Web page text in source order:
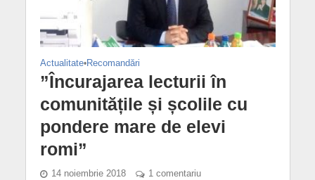
Actualitate•Recomandări
”Încurajarea lecturii în
comunitățile și școlile cu
pondere mare de elevi
romi”
14 noiembrie 2018 1 comentariu